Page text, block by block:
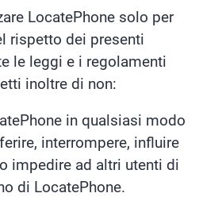
LocatePhone solo per
rispetto dei presenti
le leggi e i regolamenti
inoltre di non:
in qualsiasi modo
interrompere, influire
impedire ad altri utenti di
di LocatePhone.